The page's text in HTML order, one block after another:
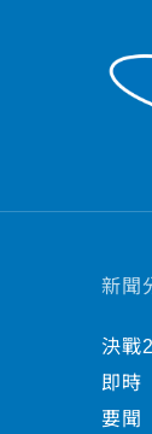
新聞
決戰
即時
要聞